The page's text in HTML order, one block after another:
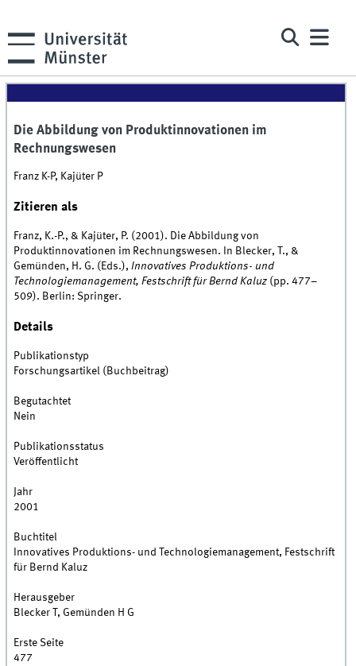
Die Abbildung von Produktinnovationen im
Rechnungswesen
Franz K-P, Kajüter P
Zitieren als
Franz, K.-P., & Kajüter, P. (2001). Die Abbildung von
Produktinnovationen im Rechnungswesen. In Blecker, T., &
Gemünden, H. G. (Eds.),Innovatives Produktions- und
Technologiemanagement, Festschrift für Bernd Kaluz (pp. 477–
509). Berlin: Springer.
Details
Publikationstyp
Forschungsartikel (Buchbeitrag)
Begutachtet
Nein
Publikationsstatus
Veröffentlicht
Jahr
2001
Buchtitel
Innovatives Produktions- und Technologiemanagement, Festschrift
für Bernd Kaluz
Herausgeber
Blecker T, Gemünden H G
Erste Seite
477